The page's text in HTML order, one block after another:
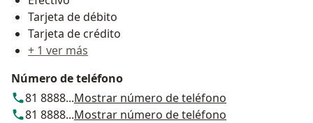
Tarjeta de débito
Tarjeta de crédito
+ 1 ver más
Número de teléfono
81 8888...Mostrar número de teléfono
81 8888...Mostrar número de teléfono